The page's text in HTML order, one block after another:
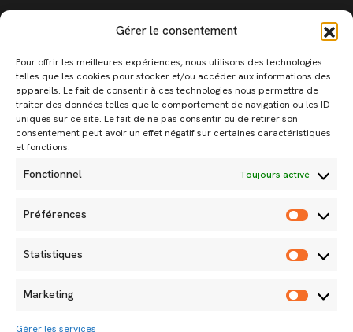
Gérer le consentement
Pour offrir les meilleures expériences, nous utilisons des technologies
telles que les cookies pour stocker et/ou accéder aux informations des
appareils. Le fait de consentir à ces technologies nous permettra de
traiter des données telles que le comportement de navigation ou les ID
uniques sur ce site. Le fait de ne pas consentir ou de retirer son
consentement peut avoir un effet négatif sur certaines caractéristiques
et fonctions.
Fonctionnel Toujours activé
Préférences
Statistiques
Marketing
Gérer les services
Blog
Contact
Candidature
Mentions légales
Politique de cookies